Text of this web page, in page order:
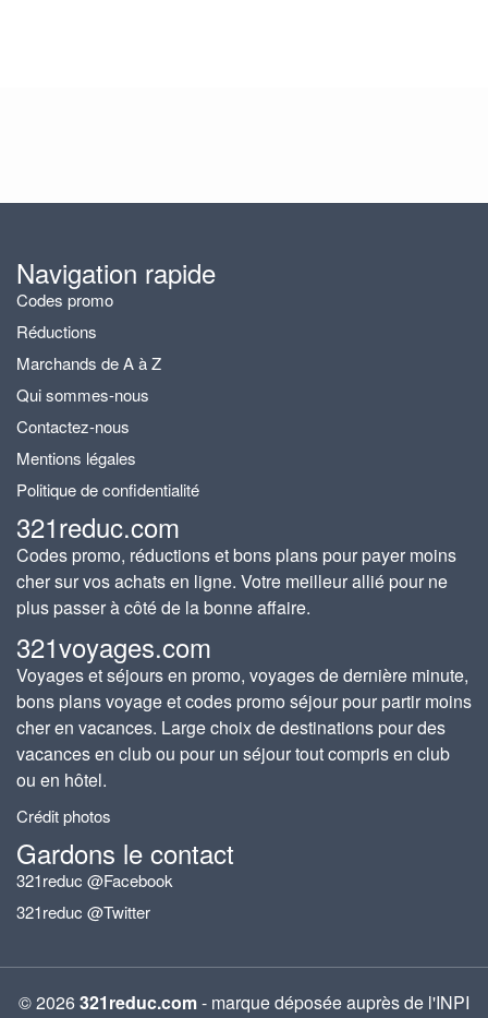
Navigation rapide
Codes promo
Réductions
Marchands de A à Z
Qui sommes-nous
Contactez-nous
Mentions légales
Politique de confidentialité
321reduc.com
Codes promo, réductions et bons plans pour payer moins
cher sur vos achats en ligne. Votre meilleur allié pour ne
plus passer à côté de la bonne affaire.
321voyages.com
Voyages et séjours en promo, voyages de dernière minute,
bons plans voyage et codes promo séjour pour partir moins
cher en vacances. Large choix de destinations pour des
vacances en club ou pour un séjour tout compris en club
ou en hôtel.
Crédit photos
Gardons le contact
321reduc @Facebook
321reduc @Twitter
© 2026321reduc.com- marque déposée auprès de l'INPI